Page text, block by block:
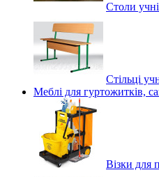
Столи
Стільці
Меблі для гуртожитків,
Візки для